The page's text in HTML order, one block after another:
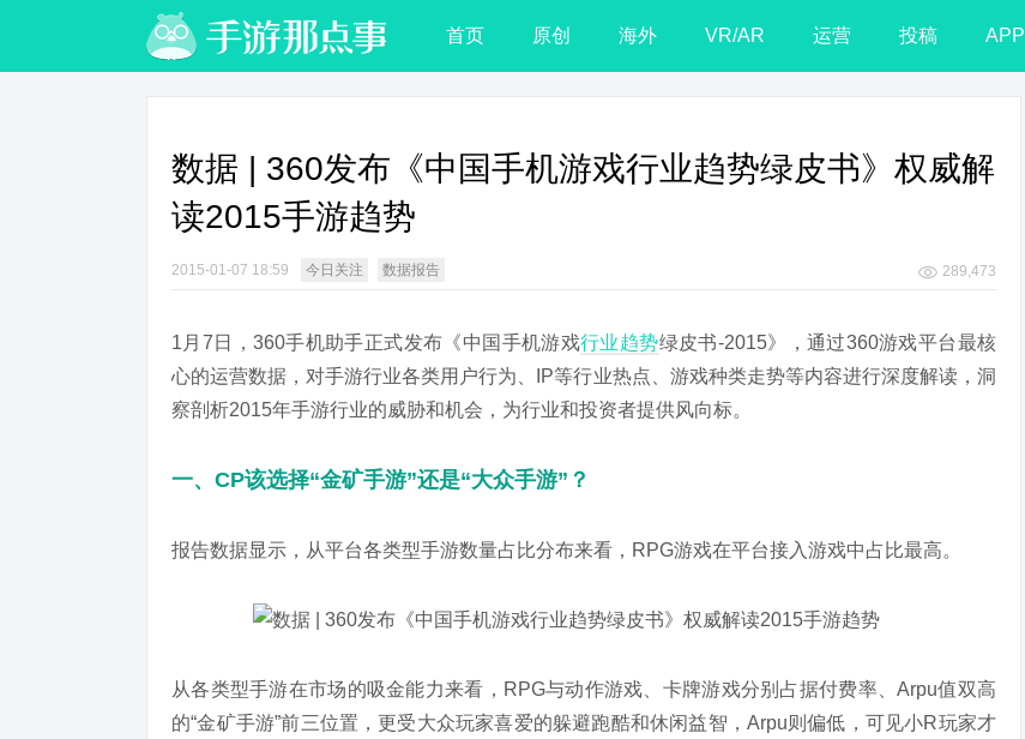
首页 原创 海外 VR/AR 运营 投稿 APP
数据 | 360发布《中国手机游戏行业趋势绿皮书》权威解
读2015手游趋势
2015-01-07 18:59 今日关注 数据报告 289,473
1月7日，360手机助手正式发布《中国手机游戏行业趋势绿皮书-2015》，通过360游戏平台最核
心的运营数据，对手游行业各类用户行为、IP等行业热点、游戏种类走势等内容进行深度解读，洞
察剖析2015年手游行业的威胁和机会，为行业和投资者提供风向标。
一、CP该选择“金矿手游”还是“大众手游”？
报告数据显示，从平台各类型手游数量占比分布来看，RPG游戏在平台接入游戏中占比最高。
从各类型手游在市场的吸金能力来看，RPG与动作游戏、卡牌游戏分别占据付费率、Arpu值双高
的“金矿手游”前三位置，更受大众玩家喜爱的躲避跑酷和休闲益智，Arpu则偏低，可见小R玩家才